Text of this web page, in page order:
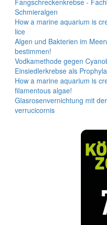
Fangschreckenkrebse -
Schmieralgen
How a marine aquarium is
lice
Algen und Bakterien im
bestimmen!
Vodkamethode gegen
Einsiedlerkrebse als
How a marine aquarium is
filamentous algae!
Glasrosenvernichtung mit
verrucicornis